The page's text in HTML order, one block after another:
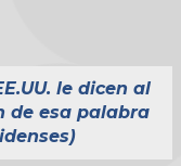
le dicen al
de esa palabra